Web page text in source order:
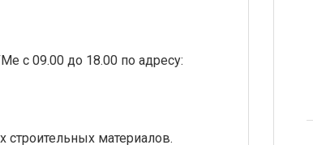
с 09.00 до 18.00 по адресу:
материалов.